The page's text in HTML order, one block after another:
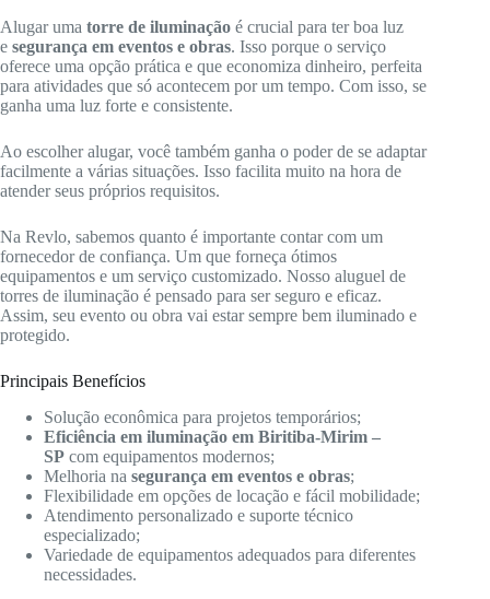
Alugar uma torre de iluminação é crucial para ter boa luz
e segurança em eventos e obras. Isso porque o serviço
oferece uma opção prática e que economiza dinheiro, perfeita
para atividades que só acontecem por um tempo. Com isso, se
ganha uma luz forte e consistente.
Ao escolher alugar, você também ganha o poder de se adaptar
facilmente a várias situações. Isso facilita muito na hora de
atender seus próprios requisitos.
Na Revlo, sabemos quanto é importante contar com um
fornecedor de confiança. Um que forneça ótimos
equipamentos e um serviço customizado. Nosso aluguel de
torres de iluminação é pensado para ser seguro e eficaz.
Assim, seu evento ou obra vai estar sempre bem iluminado e
protegido.
Principais Benefícios
Solução econômica para projetos temporários;
Eficiência em iluminação em Biritiba-Mirim –
SP com equipamentos modernos;
Melhoria na segurança em eventos e obras;
Flexibilidade em opções de locação e fácil mobilidade;
Atendimento personalizado e suporte técnico
especializado;
Variedade de equipamentos adequados para diferentes
necessidades.